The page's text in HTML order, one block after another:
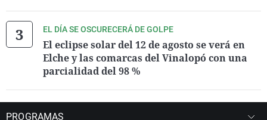
EL DÍA SE OSCURECERÁ DE GOLPE
El eclipse solar del 12 de agosto se verá en
Elche y las comarcas del Vinalopó con una
parcialidad del 98 %
PROGRAMAS